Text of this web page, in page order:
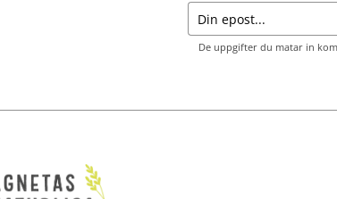
De uppgifter du matar in